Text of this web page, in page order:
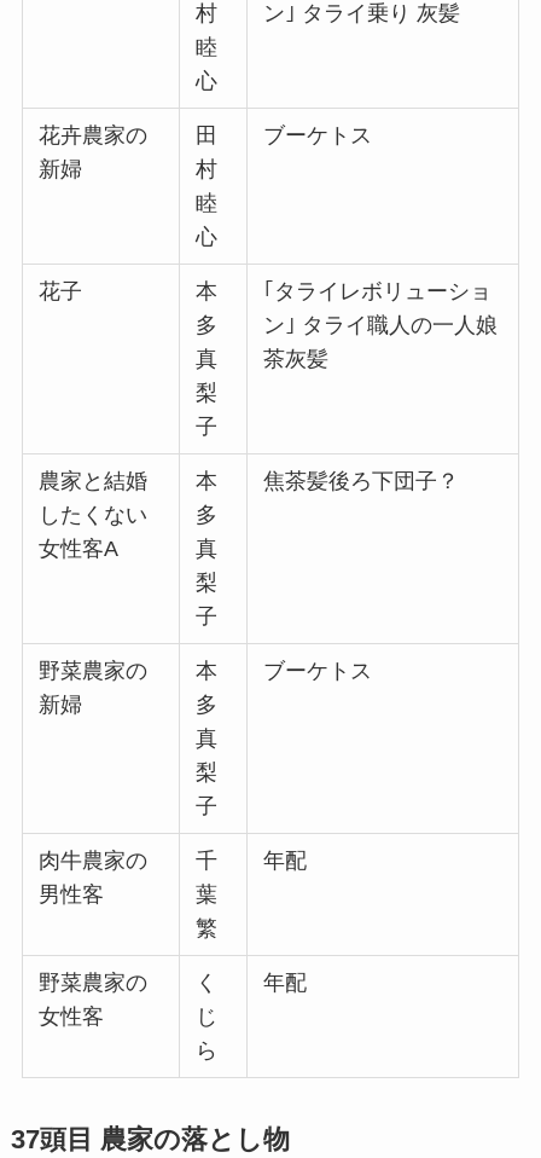
村
睦
心
ン｣ タライ乗り 灰髪
花卉農家の
新婦
田
村
睦
心
ブーケトス
花子
本
多
真
梨
子
｢タライレボリューショ
ン｣ タライ職人の一人娘
茶灰髪
農家と結婚
したくない
女性客A
本
多
真
梨
子
焦茶髪後ろ下団子？
野菜農家の
新婦
本
多
真
梨
子
ブーケトス
肉牛農家の
男性客
千
葉
繁
年配
野菜農家の
女性客
く
じ
ら
年配
37頭目 農家の落とし物